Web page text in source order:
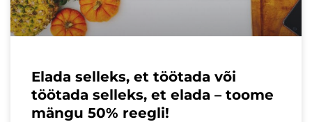
Elada selleks, et töötada või
töötada selleks, et elada – toome
mängu 50% reegli!